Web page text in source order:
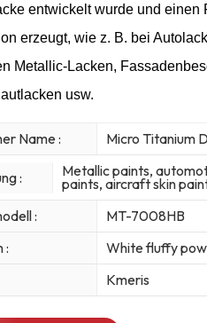
entwickelt wurde und einen
erzeugt, wie z. B. bei
Metallic-Lacken,
usw.
Name : Micro Titanium
: Metallic paints,
paints, aircraft skin
:
MT-7008HB
:
White fluffy
Kmeris